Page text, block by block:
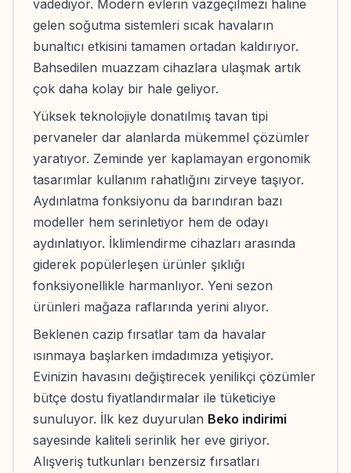
vadediyor. Modern evlerin vazgeçilmezi haline
gelen soğutma sistemleri sıcak havaların
bunaltıcı etkisini tamamen ortadan kaldırıyor.
Bahsedilen muazzam cihazlara ulaşmak artık
çok daha kolay bir hale geliyor.
Yüksek teknolojiyle donatılmış tavan tipi
pervaneler dar alanlarda mükemmel çözümler
yaratıyor. Zeminde yer kaplamayan ergonomik
tasarımlar kullanım rahatlığını zirveye taşıyor.
Aydınlatma fonksiyonu da barındıran bazı
modeller hem serinletiyor hem de odayı
aydınlatıyor. İklimlendirme cihazları arasında
giderek popülerleşen ürünler şıklığı
fonksiyonellikle harmanlıyor. Yeni sezon
ürünleri mağaza raflarında yerini alıyor.
Beklenen cazip fırsatlar tam da havalar
ısınmaya başlarken imdadımıza yetişiyor.
Evinizin havasını değiştirecek yenilikçi çözümler
bütçe dostu fiyatlandırmalar ile tüketiciye
sunuluyor. İlk kez duyurulan Beko indirimi
sayesinde kaliteli serinlik her eve giriyor.
Alışveriş tutkunları benzersiz fırsatları